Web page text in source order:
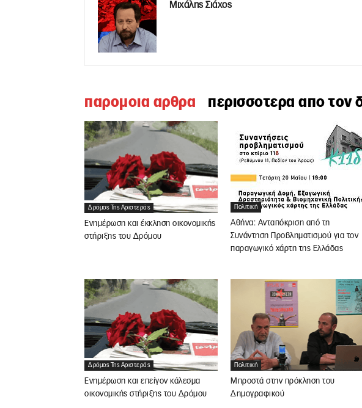
Μιχάλης Σιάχος
παρομοια αρθρα περισσοτερα απο τον
Δρόμος Της Αριστεράς
Ενημέρωση και έκκληση οικονομικής
στήριξης του Δρόμου
Πολιτική
Αθήνα: Ανταπόκριση από τη
Συνάντηση Προβληματισμού για τον
παραγωγικό χάρτη της Ελλάδας
Δρόμος Της Αριστεράς
Ενημέρωση και επείγον κάλεσμα
οικονομικής στήριξης του Δρόμου
Πολιτική
Μπροστά στην πρόκληση του
Δημογραφικού